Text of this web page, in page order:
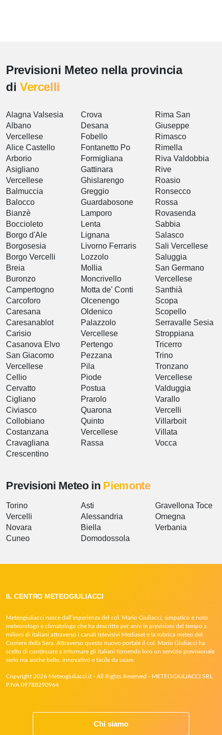
Previsioni Meteo nella provincia
di Vercelli
Alagna Valsesia
Albano
Vercellese
Alice Castello
Arborio
Asigliano
Vercellese
Balmuccia
Balocco
Bianzè
Boccioleto
Borgo d'Ale
Borgosesia
Borgo Vercelli
Breia
Buronzo
Campertogno
Carcoforo
Caresana
Caresanablot
Carisio
Casanova Elvo
San Giacomo
Vercellese
Cellio
Cervatto
Cigliano
Civiasco
Collobiano
Costanzana
Cravagliana
Crescentino
Crova
Desana
Fobello
Fontanetto Po
Formigliana
Gattinara
Ghislarengo
Greggio
Guardabosone
Lamporo
Lenta
Lignana
Livorno Ferraris
Lozzolo
Mollia
Moncrivello
Motta de' Conti
Olcenengo
Oldenico
Palazzolo
Vercellese
Pertengo
Pezzana
Pila
Piode
Postua
Prarolo
Quarona
Quinto
Vercellese
Rassa
Rima San
Giuseppe
Rimasco
Rimella
Riva Valdobbia
Rive
Roasio
Ronsecco
Rossa
Rovasenda
Sabbia
Salasco
Sali Vercellese
Saluggia
San Germano
Vercellese
Santhià
Scopa
Scopello
Serravalle Sesia
Stroppiana
Tricerro
Trino
Tronzano
Vercellese
Valduggia
Varallo
Vercelli
Villarboit
Villata
Vocca
Previsioni Meteo in Piemonte
Torino
Vercelli
Novara
Cuneo
Asti
Alessandria
Biella
Domodossola
Gravellona Toce
Omegna
Verbania
IL CENTRO METEOGIULIACCI
Meteogiuliacci nasce dall’esperienza del col. Mario Giuliacci, simpatico e noto
meteorologo e climatologo che ha descritto per anni le previsioni del tempo a
milioni di italiani attraverso i canali televisivi Mediaset e la rubrica meteo del
Corriere della Sera. Attraverso questo nuovo portale il col. Mario Giuliacci ha
scelto di continuare a informare gli italiani fornendo loro un servizio previsionale
serio ma anche bello, innovativo e facile da usare.
Copyright 2026 Meteogiuliacci.it - All Rights Reserved - METEOGIULIACCI SRL
P.IVA 09788290964
Chi siamo